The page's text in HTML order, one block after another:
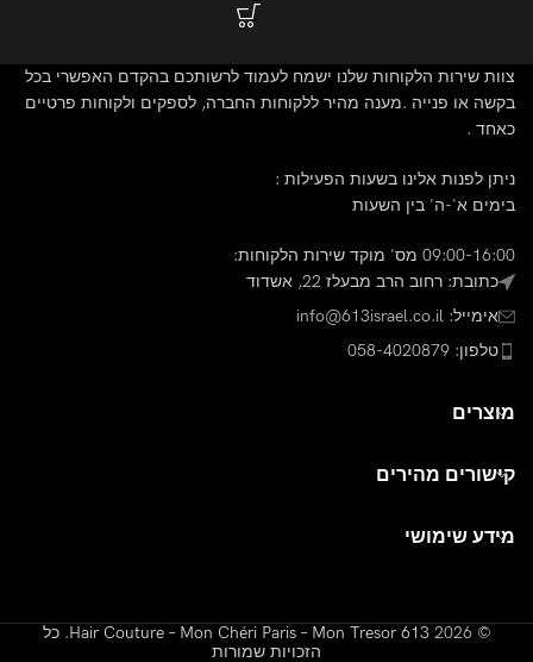
צוות שירות הלקוחות שלנו ישמח לעמוד לרשותכם בהקדם האפשרי בכל
בקשה או פנייה .מענה מהיר ללקוחות החברה, לספקים ולקוחות פרטיים
כאחד .
ניתן לפנות אלינו בשעות הפעילות :
בימים א'-ה' בין השעות
09:00-16:00 מס' מוקד שירות הלקוחות:
כתובת: רחוב הרב מבעלז 22, אשדוד
אימייל: info@613israel.co.il
טלפון: 058-4020879
מוצרים
קישורים מהירים
מידע שימושי
© 2026
613 Hair Couture – Mon Chéri Paris – Mon Tresor
. כל
הזכויות שמורות